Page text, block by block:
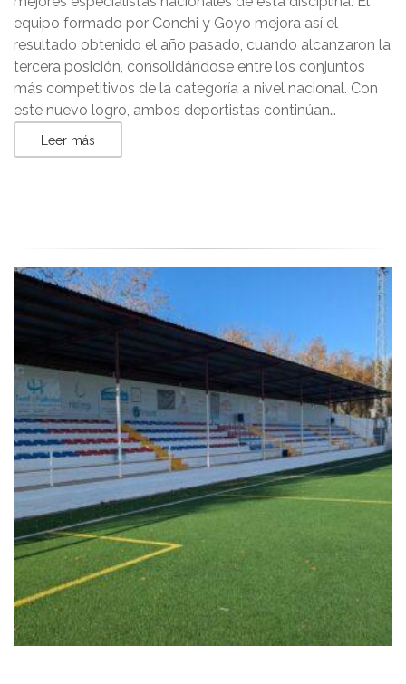
equipo formado por Conchi y Goyo mejora así el
resultado obtenido el año pasado, cuando alcanzaron la
tercera posición, consolidándose entre los conjuntos
más competitivos de la categoría a nivel nacional. Con
este nuevo logro, ambos deportistas continúan…
Leer más